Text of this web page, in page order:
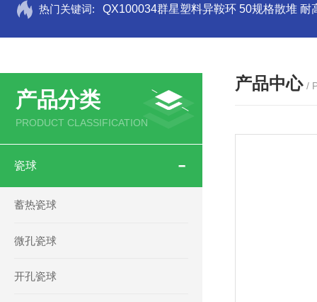
热门关键词: QX100034群星塑料异鞍环 50规格散堆 耐
产品分类
PRODUCT CLASSIFICATION
瓷球
蓄热瓷球
微孔瓷球
开孔瓷球
产品中心 /